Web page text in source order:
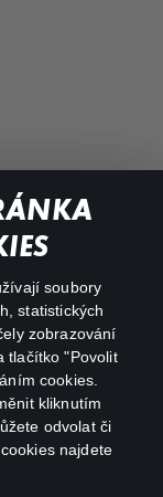
soubory
statistických
zobrazování
tlačítko "Povolit
cookies.
kliknutím
odvolat či
najdete